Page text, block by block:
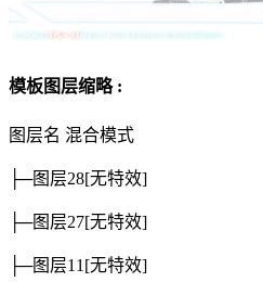
模板图层缩略 :
图层名 混合模式
├─图层28[无特效]
├─图层27[无特效]
├─图层11 [无特效]